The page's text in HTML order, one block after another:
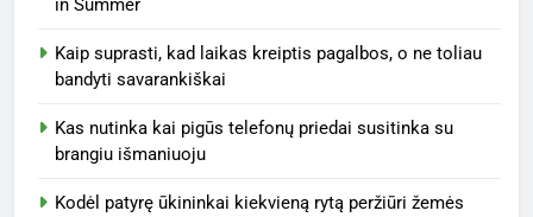
in Summer
Kaip suprasti, kad laikas kreiptis pagalbos, o ne toliau
bandyti savarankiškai
Kas nutinka kai pigūs telefonų priedai susitinka su
brangiu išmaniuoju
Kodėl patyrę ūkininkai kiekvieną rytą peržiūri žemės